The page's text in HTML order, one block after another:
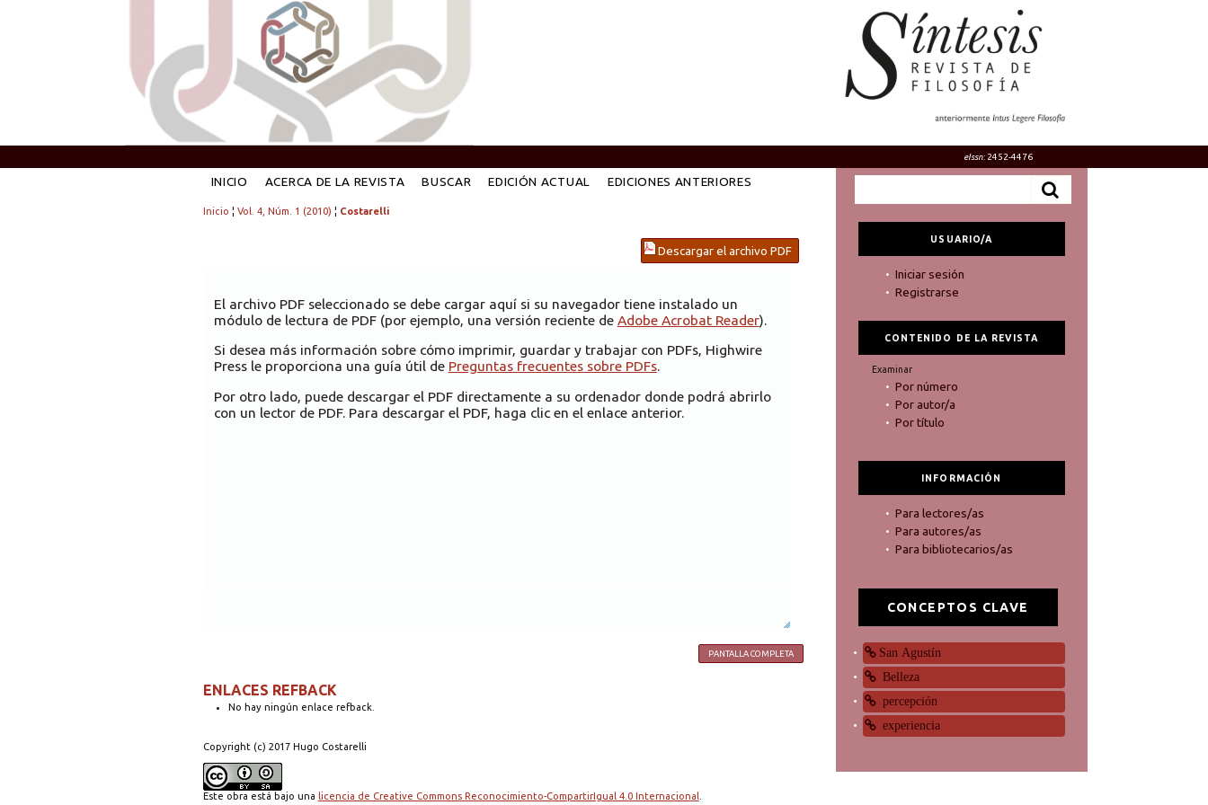
eIssn: 2452-4476
USUARIO/A
Iniciar sesión
Registrarse
CONTENIDO DE LA REVISTA
Examinar
Por número
Por autor/a
Por título
INFORMACIÓN
Para lectores/as
Para autores/as
Para bibliotecarios/as
CONCEPTOS CLAVE
San Agustín
Belleza
percepción
experiencia
INICIO ACERCA DE LA REVISTA BUSCAR EDICIÓN ACTUAL EDICIONES ANTERIORES
Inicio ¦ Vol. 4, Núm. 1 (2010) ¦ Costarelli
Descargar el archivo PDF
El archivo PDF seleccionado se debe cargar aquí si su navegador tiene instalado un
módulo de lectura de PDF (por ejemplo, una versión reciente de Adobe Acrobat Reader).
Si desea más información sobre cómo imprimir, guardar y trabajar con PDFs, Highwire
Press le proporciona una guía útil de Preguntas frecuentes sobre PDFs.
Por otro lado, puede descargar el PDF directamente a su ordenador donde podrá abrirlo
con un lector de PDF. Para descargar el PDF, haga clic en el enlace anterior.
PANTALLA COMPLETA
ENLACES REFBACK
No hay ningún enlace refback.
Copyright (c) 2017 Hugo Costarelli
Este obra está bajo una licencia de Creative Commons Reconocimiento-CompartirIgual 4.0 Internacional